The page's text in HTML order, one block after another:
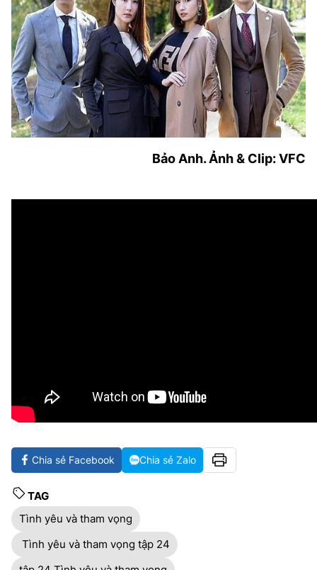
Bảo Anh. Ảnh & Clip: VFC
Chia sẻ Facebook Chia sẻ Zalo
TAG
Tình yêu và tham vọng
Tình yêu và tham vọng tập 24